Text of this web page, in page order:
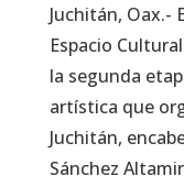
Juchitán, Oax.-
Espacio
la segunda
artística que
Juchitán,
Sánchez